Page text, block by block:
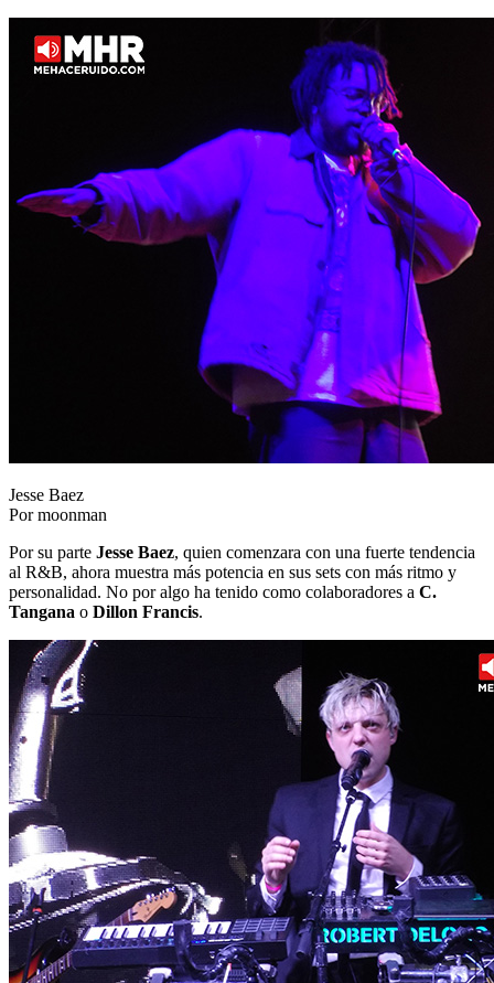
Jesse Baez
Por moonman
Por su parte Jesse Baez, quien comenzara con una fuerte tendencia
al R&B, ahora muestra más potencia en sus sets con más ritmo y
personalidad. No por algo ha tenido como colaboradores a C.
Tangana o Dillon Francis.